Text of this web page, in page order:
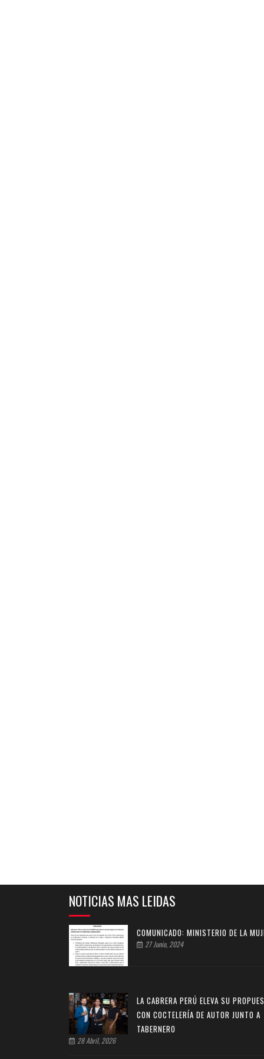
NOTICIAS MAS LEIDAS
COMUNICADO: MINISTERIO DE LA
27 Junio, 2024
LA CABRERA PERÚ ELEVA SU
CON COCTELERÍA DE AUTOR JUNTO A
TABERNERO
28 Abril, 2026